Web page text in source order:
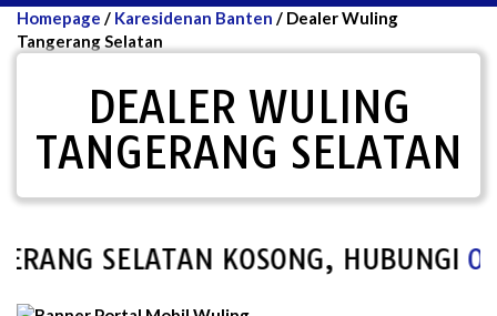
Homepage / Karesidenan Banten / Dealer Wuling
Tangerang Selatan
DEALER WULING
TANGERANG SELATAN
SELATAN KOSONG, HUBUNGI0857-